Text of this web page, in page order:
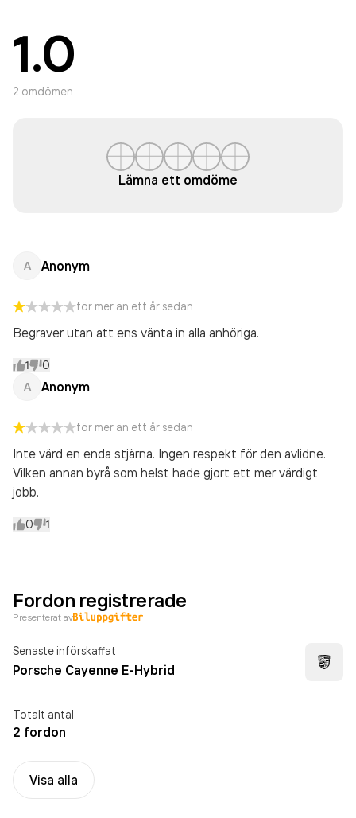
1.0
2 omdömen
Lämna ett omdöme
A Anonym
för mer än ett år sedan
Begraver utan att ens vänta in alla anhöriga.
1 0
A Anonym
för mer än ett år sedan
Inte värd en enda stjärna. Ingen respekt för den avlidne.
Vilken annan byrå som helst hade gjort ett mer värdigt
jobb.
0 1
Fordon registrerade
Presenterat av
Senaste införskaffat
Porsche Cayenne E-Hybrid
Totalt antal
2 fordon
Visa alla